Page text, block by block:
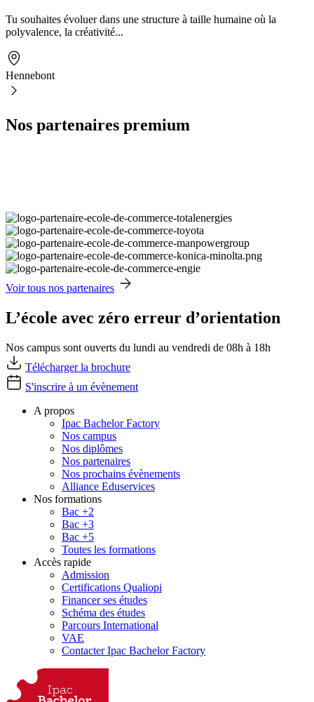
Tu souhaites évoluer dans une structure à taille humaine où la
polyvalence, la créativité...
Hennebont
Nos partenaires premium
Voir tous nos partenaires
L’école avec zéro erreur d’orientation
Nos campus sont ouverts du lundi au vendredi de 08h à 18h
Télécharger la brochure
S'inscrire à un évènement
A propos
Ipac Bachelor Factory
Nos campus
Nos diplômes
Nos partenaires
Nos prochains évènements
Alliance Eduservices
Nos formations
Bac +2
Bac +3
Bac +5
Toutes les formations
Accès rapide
Admission
Certifications Qualiopi
Financer ses études
Schéma des études
Parcours International
VAE
Contacter Ipac Bachelor Factory